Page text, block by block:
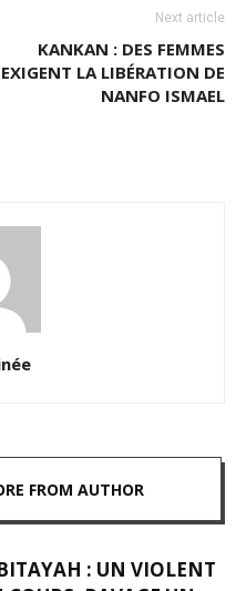
Next article
KANKAN : DES FEMMES
EXIGENT LA LIBÉRATION DE
NANFO ISMAEL
FROM AUTHOR
: UN VIOLENT